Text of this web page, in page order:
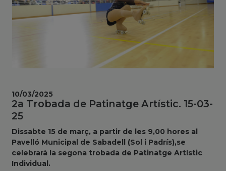
2a Trobada de Patinatge Artístic. 15-03-
25
Dissabte 15 de març, a partir de les 9,00 hores al
Pavelló Municipal de Sabadell (Sol i Padrís),se
celebrarà la segona trobada de Patinatge Artístic
Individual.
10/03/2025